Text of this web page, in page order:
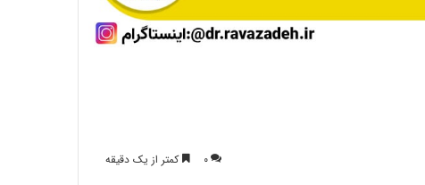
۰ کمتر از یک دقیقه